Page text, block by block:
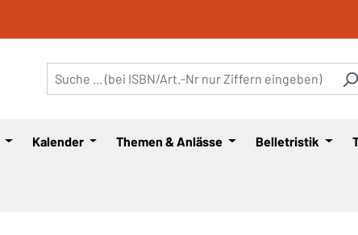
Kalender Themen & Anlässe Belletristik